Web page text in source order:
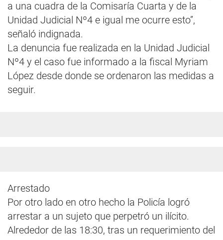
a una cuadra de la Comisaría Cuarta y de la
Unidad Judicial Nº4 e igual me ocurre esto”,
señaló indignada.
La denuncia fue realizada en la Unidad Judicial
Nº4 y el caso fue informado a la fiscal Myriam
López desde donde se ordenaron las medidas a
seguir.
Arrestado
Por otro lado en otro hecho la Policía logró
arrestar a un sujeto que perpetró un ilícito.
Alrededor de las 18:30, tras un requerimiento del